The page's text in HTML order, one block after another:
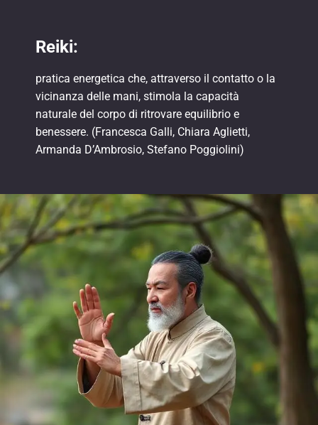
Reiki:
pratica energetica che, attraverso il contatto o la
vicinanza delle mani, stimola la capacità
naturale del corpo di ritrovare equilibrio e
benessere. (Francesca Galli, Chiara Aglietti,
Armanda D’Ambrosio, Stefano Poggiolini)